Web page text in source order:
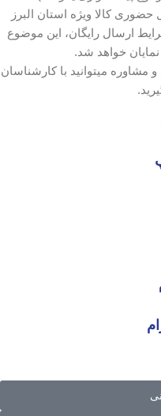
حضوری کالا ویژه استان البرز
ارسال رایگان، این موضوع
خواهد شد.
مشاوره میتوانید با کارشناسان